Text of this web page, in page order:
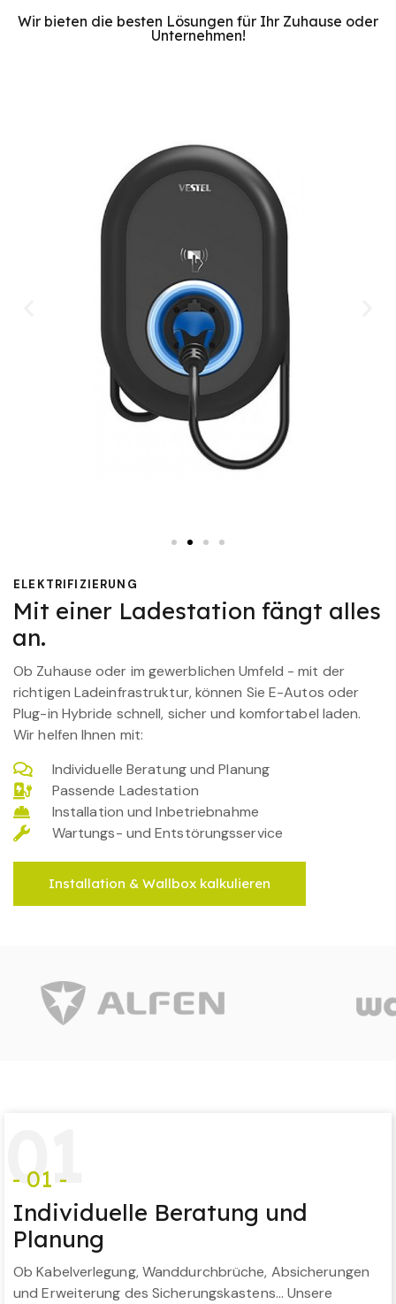
Wir bieten die besten Lösungen für Ihr Zuhause oder
Unternehmen!
ELEKTRIFIZIERUNG
Mit einer Ladestation fängt alles
an.
Ob Zuhause oder im gewerblichen Umfeld - mit der
richtigen Ladeinfrastruktur, können Sie E-Autos oder
Plug-in Hybride schnell, sicher und komfortabel laden.
Wir helfen Ihnen mit:
Individuelle Beratung und Planung
Passende Ladestation
Installation und Inbetriebnahme
Wartungs- und Entstörungsservice
Installation & Wallbox kalkulieren
01
- 01 -
Individuelle Beratung und
Planung
Ob Kabelverlegung, Wanddurchbrüche, Absicherungen
und Erweiterung des Sicherungskastens… Unsere